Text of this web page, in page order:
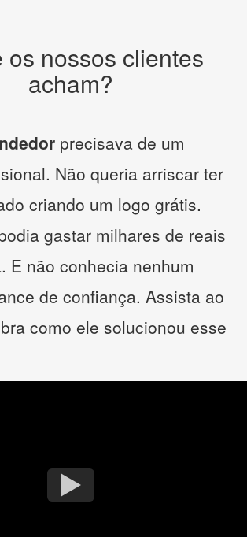
os nossos clientes
acham?
precisava de um
Não queria arriscar ter
criando um logo grátis.
gastar milhares de reais
E não conhecia nenhum
de confiança. Assista ao
como ele solucionou esse